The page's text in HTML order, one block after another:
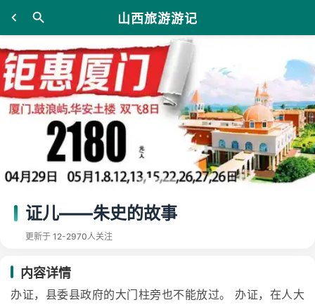
山西旅游游记
证儿——朱史的故事
更新于 12-2970人关注
内容详情
办证，县委县政府的大门柱旁也不能放过。 办证，在人大